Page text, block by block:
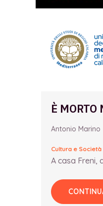
È MORTO
Antonio Marino
Cultura e Società
A casa Freni,